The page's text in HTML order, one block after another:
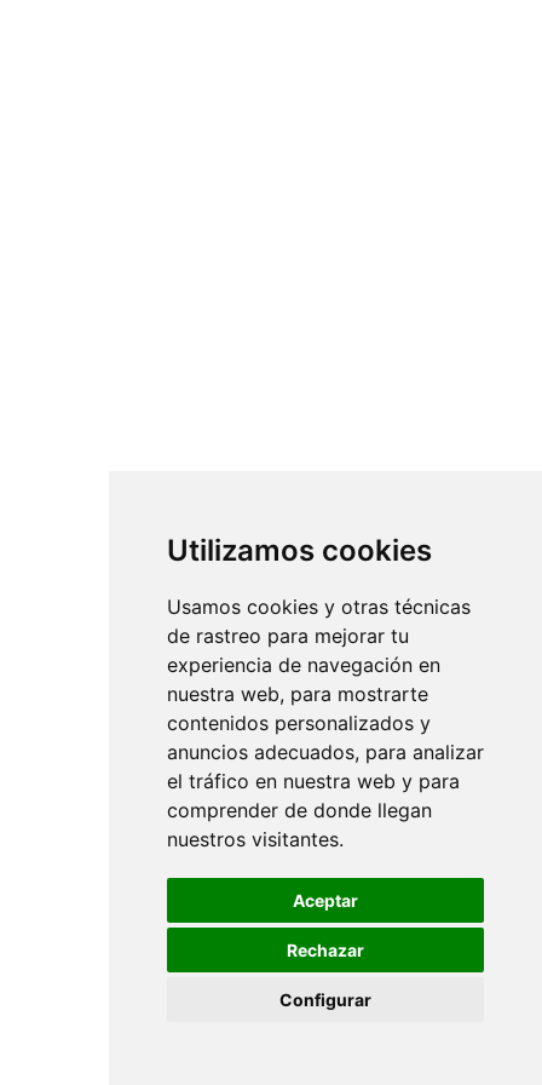
Utilizamos cookies
Usamos cookies y otras técnicas
de rastreo para mejorar tu
experiencia de navegación en
nuestra web, para mostrarte
contenidos personalizados y
anuncios adecuados, para analizar
el tráfico en nuestra web y para
comprender de donde llegan
nuestros visitantes.
Aceptar
Rechazar
Configurar